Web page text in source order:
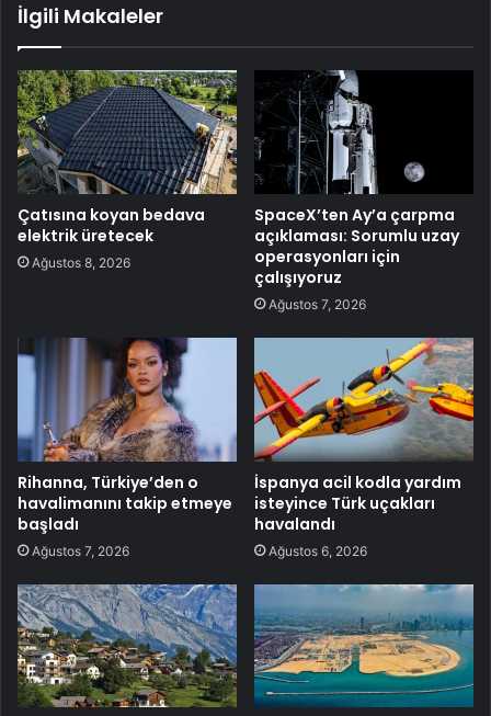
İlgili Makaleler
Çatısına koyan bedava
elektrik üretecek
Ağustos 8, 2026
SpaceX’ten Ay’a çarpma
açıklaması: Sorumlu uzay
operasyonları için
çalışıyoruz
Ağustos 7, 2026
Rihanna, Türkiye’den o
havalimanını takip etmeye
başladı
Ağustos 7, 2026
İspanya acil kodla yardım
isteyince Türk uçakları
havalandı
Ağustos 6, 2026